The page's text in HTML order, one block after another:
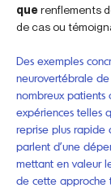
querenflements
de cas ou
Des exemples
neurovertébrale
nombreux patients
expériences telles
reprise plus rapide
parlent d’une
mettant en valeur
de cette approche